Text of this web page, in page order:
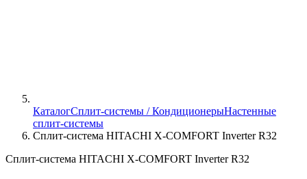
КаталогСплит-системы / КондиционерыНастенные
сплит-системы
Сплит-система HITACHI X-COMFORT Inverter R32
Сплит-система HITACHI X-COMFORT Inverter R32